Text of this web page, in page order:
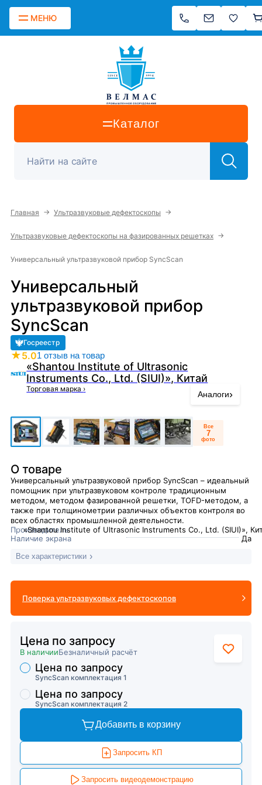
МЕНЮ
Каталог
Главная → Ультразвуковые дефектоскопы →
Ультразвуковые дефектоскопы на фазированных решетках →
Универсальный ультразвуковой прибор SyncScan
Универсальный
ультразвуковой прибор
SyncScan
Госреестр
★5.01 отзыв на товар
«Shantou Institute of Ultrasonic
Instruments Co., Ltd. (SIUI)», Китай
Торговая марка ›
Все
7
фото
Аналоги›
О товаре
Универсальный ультразвуковой прибор SyncScan – идеальный
помощник при ультразвуковом контроле традиционным
методом, методом фазированной решетки, TOFD-методом, а
также при толщинометрии различных объектов контроля во
всех областях промышленной деятельности.
Производитель
«Shantou Institute of Ultrasonic Instruments Co., Ltd. (SIUI)»,
Наличие экрана
Да
Все характеристики
Поверка ультразвуковых дефектоскопов
Цена по запросу
В наличииБезналичный расчёт
Торговые предложения
SyncScan комплектация 1
Цена по запросу
SyncScan комплектация 2
Цена по запросу
Добавить в корзину
Запросить КП
Запросить видеодемонстрацию